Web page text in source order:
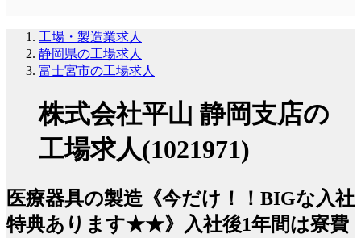
工場・製造業求人
静岡県の工場求人
富士宮市の工場求人
株式会社平山 静岡支店の
工場求人(1021971)
医療器具の製造《今だけ！！BIGな入社
特典あります★★》入社後1年間は寮費